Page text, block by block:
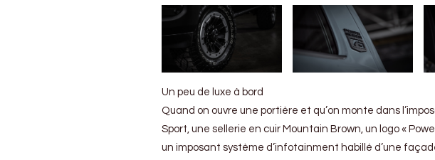
Un peu de luxe à bord
Quand on ouvre une portière et qu’on monte dans
Sport, une sellerie en cuir Mountain Brown, un logo «
un imposant système d’infotainment habillé d’une